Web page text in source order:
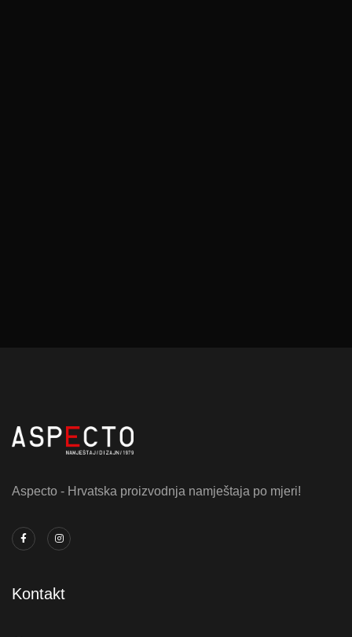
Aspecto - Hrvatska proizvodnja namještaja po mjeri!
Kontakt